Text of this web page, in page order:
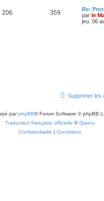
206 359
Re:
par le
jeu. 06
Supprimer les
parphpBB® Forum Software © phpBB
Traduction française officielle ©Qiaeru
Confidentialité | Conditions